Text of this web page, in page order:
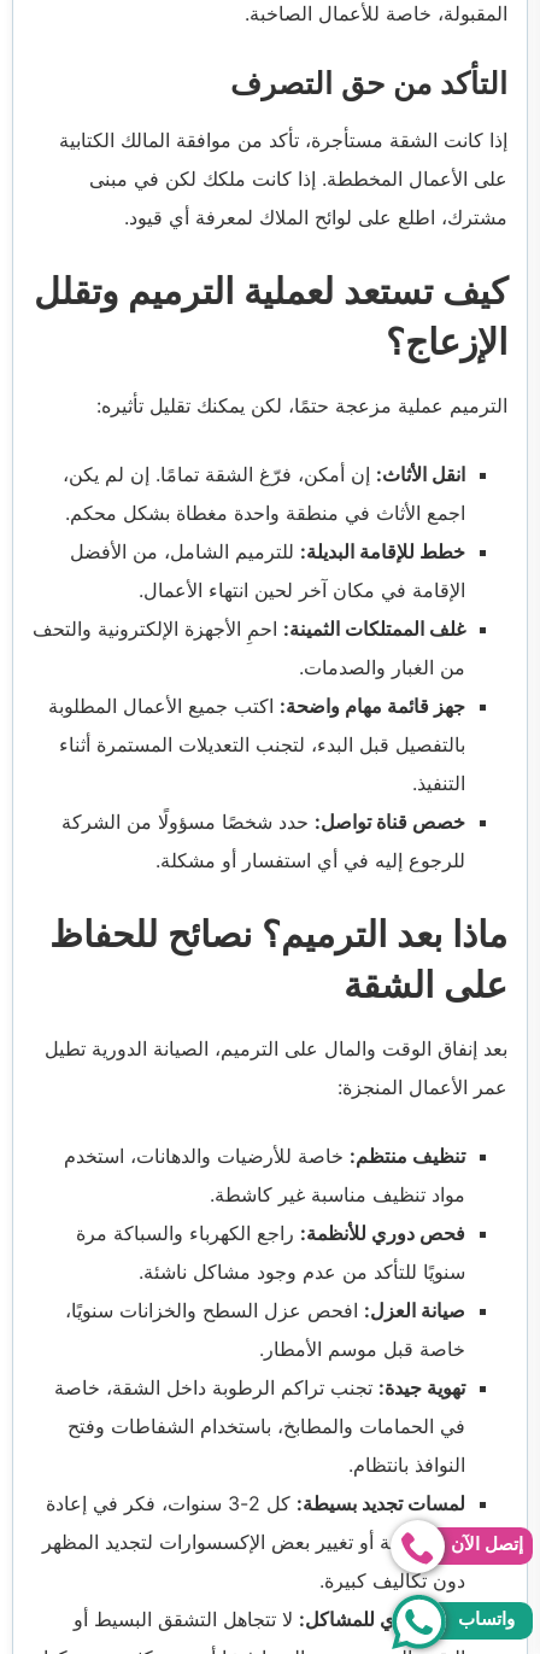
المقبولة، خاصة للأعمال الصاخبة.
التأكد من حق التصرف
إذا كانت الشقة مستأجرة، تأكد من موافقة المالك الكتابية
على الأعمال المخططة. إذا كانت ملكك لكن في مبنى
مشترك، اطلع على لوائح الملاك لمعرفة أي قيود.
كيف تستعد لعملية الترميم وتقلل
الإزعاج؟
الترميم عملية مزعجة حتمًا، لكن يمكنك تقليل تأثيره:
انقل الأثاث: إن أمكن، فرّغ الشقة تمامًا. إن لم يكن،
اجمع الأثاث في منطقة واحدة مغطاة بشكل محكم.
خطط للإقامة البديلة: للترميم الشامل، من الأفضل
الإقامة في مكان آخر لحين انتهاء الأعمال.
غلف الممتلكات الثمينة: احمِ الأجهزة الإلكترونية والتحف
من الغبار والصدمات.
جهز قائمة مهام واضحة: اكتب جميع الأعمال المطلوبة
بالتفصيل قبل البدء، لتجنب التعديلات المستمرة أثناء
التنفيذ.
خصص قناة تواصل: حدد شخصًا مسؤولًا من الشركة
للرجوع إليه في أي استفسار أو مشكلة.
ماذا بعد الترميم؟ نصائح للحفاظ
على الشقة
بعد إنفاق الوقت والمال على الترميم، الصيانة الدورية تطيل
عمر الأعمال المنجزة:
تنظيف منتظم: خاصة للأرضيات والدهانات، استخدم
مواد تنظيف مناسبة غير كاشطة.
فحص دوري للأنظمة: راجع الكهرباء والسباكة مرة
سنويًا للتأكد من عدم وجود مشاكل ناشئة.
صيانة العزل: افحص عزل السطح والخزانات سنويًا،
خاصة قبل موسم الأمطار.
تهوية جيدة: تجنب تراكم الرطوبة داخل الشقة، خاصة
في الحمامات والمطابخ، باستخدام الشفاطات وفتح
النوافذ بانتظام.
لمسات تجديد بسيطة:
كل 2-3 سنوات، فكر في إعادة
دهان غرفة أو تغيير بعض الإكسسوارات لتجديد المظهر
دون تكاليف كبيرة.
علاج فوري للمشاكل: لا تتجاهل التشقق البسيط أو
إتصل الآن
واتساب